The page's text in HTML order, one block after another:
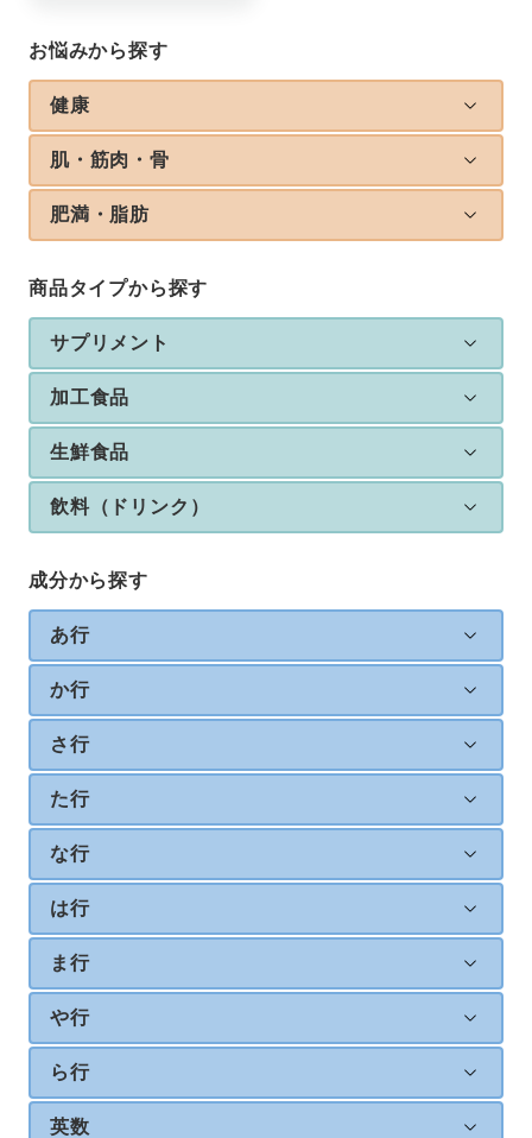
お悩みから探す
健康
肌・筋肉・骨
肥満・脂肪
商品タイプから探す
サプリメント
加工食品
生鮮食品
飲料（ドリンク）
成分から探す
あ行
か行
さ行
た行
な行
は行
ま行
や行
ら行
英数